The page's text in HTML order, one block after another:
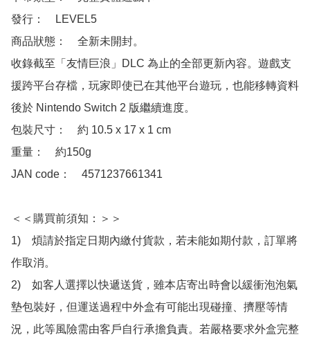
發行：　LEVEL5
商品狀態：　全新未開封。
收錄截至「友情巨浪」DLC 為止的全部更新內容。遊戲支
援跨平台存檔，玩家即使已在其他平台遊玩，也能移轉資料
後於 Nintendo Switch 2 版繼續進度。
包裝尺寸：　約 10.5 x 17 x 1 cm
重量：　約150g
JAN code：　4571237661341
＜＜購買前須知：＞＞
1)　煩請於指定日期內繳付貨款，若未能如期付款，訂單將
作取消。
2)　如客人選擇以快遞送貨，雖本店寄出時會以緩衝泡泡氣
墊包裝好，但運送過程中外盒有可能出現碰撞、擠壓等情
況，此等風險需由客戶自行承擔負責。若嚴格要求外盒完整